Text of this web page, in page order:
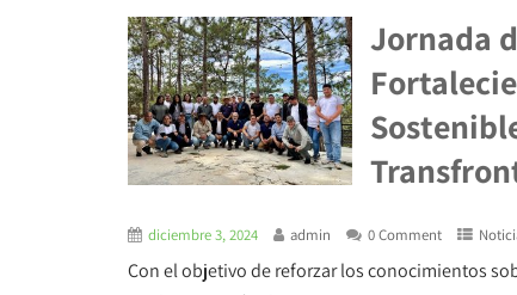
Jornada
diciembre 3, 2024 admin 0 Comment
Con el objetivo de reforzar los conocimientos